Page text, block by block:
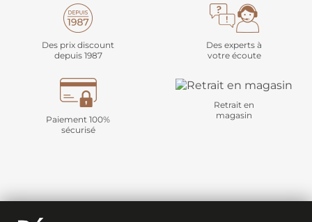
Des prix discount
depuis 1987
Des experts à
votre écoute
Paiement 100%
sécurisé
Retrait en
magasin